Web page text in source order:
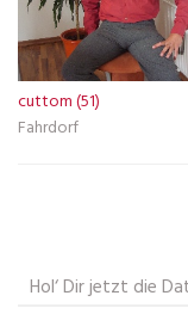
cuttom (51)
Fahrdorf
Hol‘ Dir jetzt die